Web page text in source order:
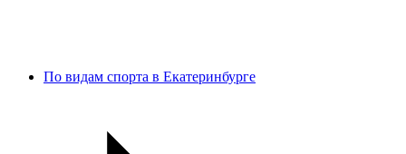
По видам спорта в Екатеринбурге